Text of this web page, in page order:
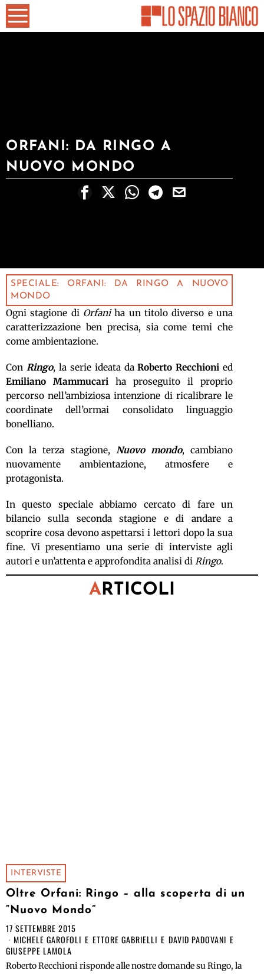
ORFANI: DA RINGO A
NUOVO MONDO
SPECIALE: ORFANI: DA RINGO A NUOVO
MONDO
Ogni stagione di Orfaniha un titolo diverso e una
caratterizzazione ben precisa, sia come temi che
come ambientazione.
Con Ringo, la serie ideata daRoberto Recchioni ed
Emiliano Mammucari ha proseguito il proprio
percorso nell’ambiziosa intenzione di ricalibrare le
coordinate dell’ormai consolidato linguaggio
bonelliano.
Con la terza stagione, Nuovo mondo, cambiano
nuovamente ambientazione, atmosfere e
protagonista.
In questo speciale abbiamo cercato di fare un
bilancio sulla seconda stagione e di andare a
scoprire cosa devono aspettarsi i lettori dopo la sua
fine. Vi presentiamo una serie di interviste agli
autori e un’attenta e approfondita analisi di Ringo.
ARTICOLI
INTERVISTE
Oltre Orfani: Ringo – alla scoperta di un
“Nuovo Mondo”
17 SETTEMBRE 2015
MICHELE GAROFOLI E ETTORE GABRIELLI E DAVID PADOVANI E
GIUSEPPE LAMOLA
Roberto Recchioni risponde alle nostre domande su Ringo, la